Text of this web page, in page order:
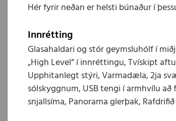
Hér fyrir neðan er helsti búnaður í
Innrétting
Glasahaldari og stór geymsluhólf í
„High Level“ í innréttingu, Tvískipt
Upphitanlegt stýri, Varmadæla, 2ja
sólskyggnum, USB tengi í armhvílu
snjallsíma, Panorama glerþak,